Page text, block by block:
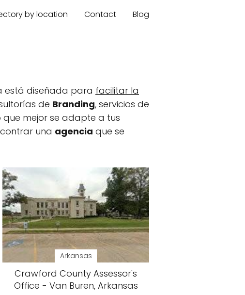
by location Contact Blog
está diseñada para facilitar la
de Branding, servicios de
que mejor se adapte a tus
una agencia que se
Arkansas
Crawford County Assessor's
Office - Van Buren, Arkansas